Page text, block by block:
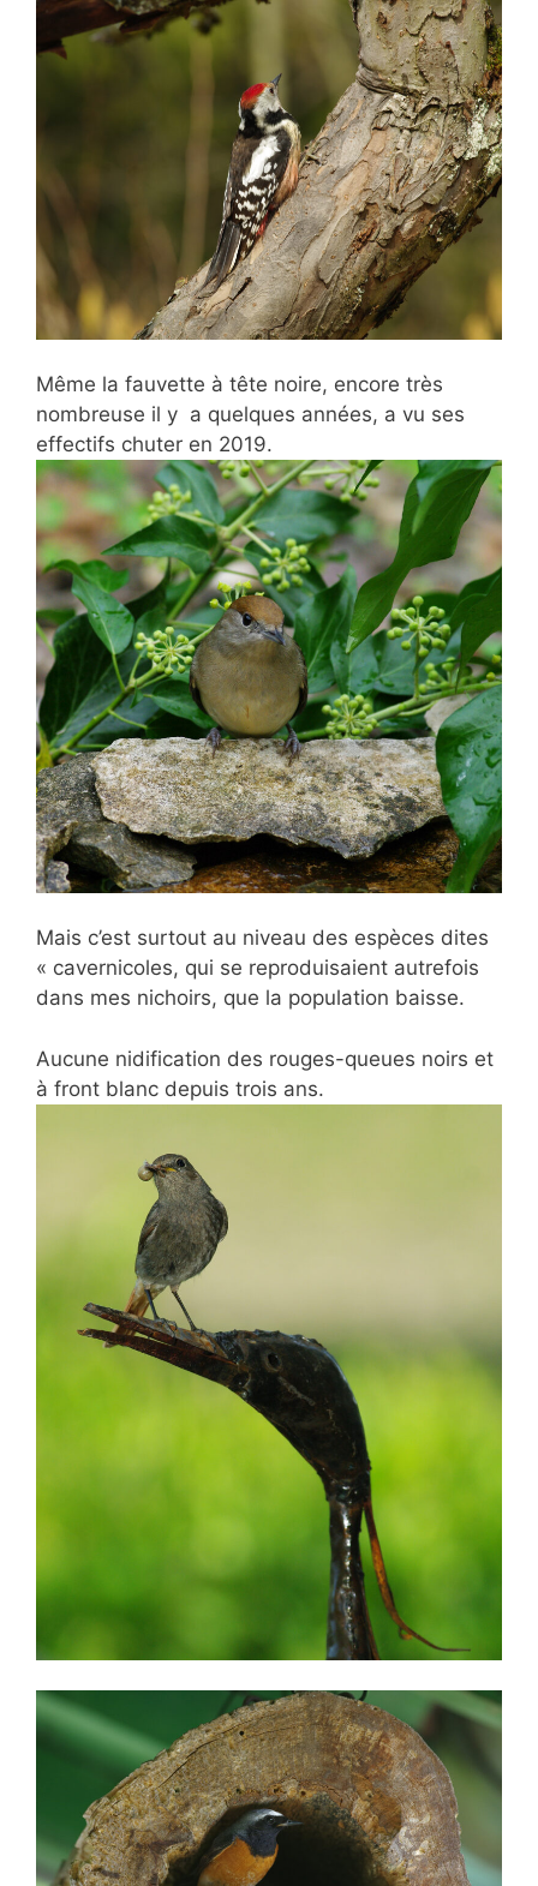
Même la fauvette à tête noire, encore très
nombreuse il y a quelques années, a vu ses
effectifs chuter en 2019.
Mais c’est surtout au niveau des espèces dites
« cavernicoles, qui se reproduisaient autrefois
dans mes nichoirs, que la population baisse.
Aucune nidification des rouges-queues noirs et
à front blanc depuis trois ans.